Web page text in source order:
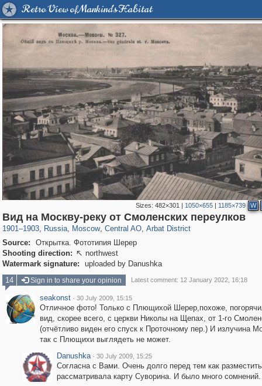
Retro View of Mankind's Habitat
Sizes: 482×301 | 1050×655| 1185×739 W
Вид на Москву-реку от Смоленских переулков
1901–1903, Russia
1,407,206 29,248
, Moscow
319,878 8,286
, Central AO
160,021 5,916
, Arbat District
13,485 356
Source:
Открытка. Фототипия Шерер
Shooting direction:  northwest
Watermark signature:
uploaded by Danushka
14
Sign in to share your opinion Latest comment: 12 January 2022, 16:18
seakonst · 30 July 2009, 15:15
Отличное фото! Только с Плющихой Шерер,похоже,
вид, скорее всего, с церкви Николы на Щепах, от 1-го
(отчётливо виден его спуск к Проточному пер.) И излучина
так с Плющихи выглядеть не может.
Danushka · 30 July 2009, 15:25
Согласна с Вами. Очень долго перед тем как
рассматривала карту Суворина. И было много сомнений.